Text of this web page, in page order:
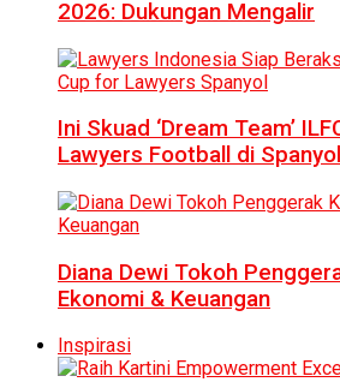
2026: Dukungan Mengalir
Ini Skuad ‘Dream Team’
Lawyers Football di Spanyol
Diana Dewi Tokoh
Ekonomi & Keuangan
Inspirasi